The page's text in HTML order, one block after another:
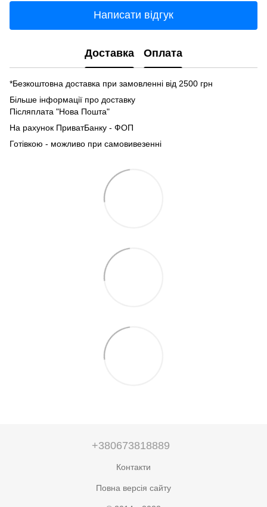
Написати відгук
Доставка Оплата
*Безкоштовна доставка при замовленні від 2500 грн
Більше інформації про доставку
Післяплата "Нова Пошта"
На рахунок ПриватБанку - ФОП
Готівкою - можливо при самовивезенні
+380673818889
Контакти
Повна версія сайту